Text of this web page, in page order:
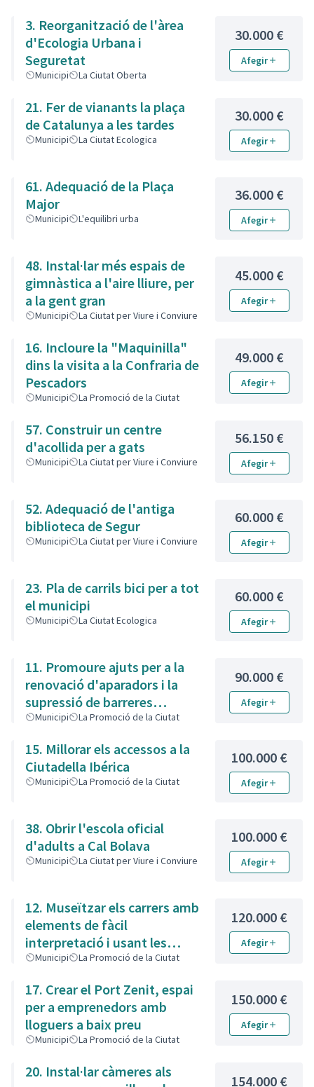
3. Reorganització de l'àrea
d'Ecologia Urbana i
Seguretat
Municipi La Ciutat Oberta
30.000 €
Afegir
21. Fer de vianants la plaça
de Catalunya a les tardes
Municipi La Ciutat Ecologica
30.000 €
Afegir
61. Adequació de la Plaça
Major
Municipi L'equilibri urba
36.000 €
Afegir
48. Instal·lar més espais de
gimnàstica a l'aire lliure, per
a la gent gran
Municipi La Ciutat per Viure i Conviure
45.000 €
Afegir
16. Incloure la "Maquinilla"
dins la visita a la Confraria de
Pescadors
Municipi La Promoció de la Ciutat
49.000 €
Afegir
57. Construir un centre
d'acollida per a gats
Municipi La Ciutat per Viure i Conviure
56.150 €
Afegir
52. Adequació de l'antiga
biblioteca de Segur
Municipi La Ciutat per Viure i Conviure
60.000 €
Afegir
23. Pla de carrils bici per a tot
el municipi
Municipi La Ciutat Ecologica
60.000 €
Afegir
11. Promoure ajuts per a la
renovació d'aparadors i la
supressió de barreres
arquitectòniques
Municipi La Promoció de la Ciutat
90.000 €
Afegir
15. Millorar els accessos a la
Ciutadella Ibérica
Municipi La Promoció de la Ciutat
100.000 €
Afegir
38. Obrir l'escola oficial
d'adults a Cal Bolava
Municipi La Ciutat per Viure i Conviure
100.000 €
Afegir
12. Museïtzar els carrers amb
elements de fàcil
interpretació i usant les
noves tecnologies
Municipi La Promoció de la Ciutat
120.000 €
Afegir
17. Crear el Port Zenit, espai
per a emprenedors amb
lloguers a baix preu
Municipi La Promoció de la Ciutat
150.000 €
Afegir
20. Instal·lar càmeres als
154.000 €